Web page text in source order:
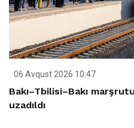
06 Avqust 2026 10:47
Bakı–Tbilisi–Bakı
uzadıldı